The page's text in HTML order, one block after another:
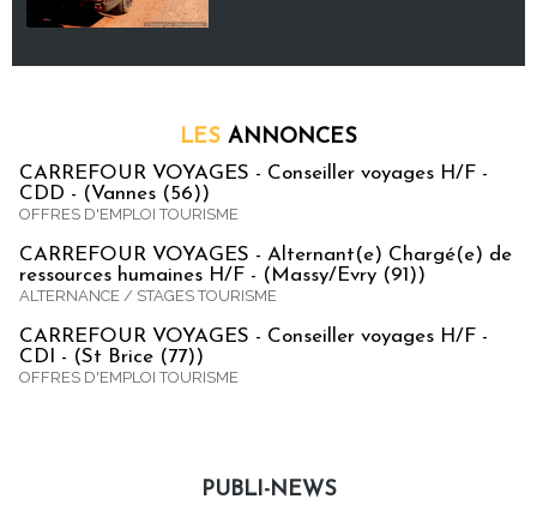
LES ANNONCES
CARREFOUR VOYAGES - Conseiller voyages H/F -
CDD - (Vannes (56))
OFFRES D'EMPLOI TOURISME
CARREFOUR VOYAGES - Alternant(e) Chargé(e) de
ressources humaines H/F - (Massy/Evry (91))
ALTERNANCE / STAGES TOURISME
CARREFOUR VOYAGES - Conseiller voyages H/F -
CDI - (St Brice (77))
OFFRES D'EMPLOI TOURISME
PUBLI-NEWS